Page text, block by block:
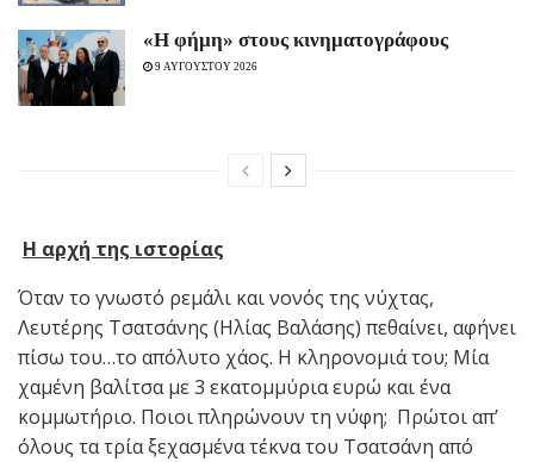
«H φήμη» στους κινηματογράφους
9 ΑΥΓΟΥΣΤΟΥ 2026
Η αρχή της ιστορίας
Όταν το γνωστό ρεμάλι και νονός της νύχτας,
Λευτέρης Τσατσάνης (Ηλίας Βαλάσης) πεθαίνει, αφήνει
πίσω του…το απόλυτο χάος. Η κληρονομιά του; Μία
χαμένη βαλίτσα με 3 εκατομμύρια ευρώ και ένα
κομμωτήριο. Ποιοι πληρώνουν τη νύφη; Πρώτοι απ’
όλους τα τρία ξεχασμένα τέκνα του Τσατσάνη από